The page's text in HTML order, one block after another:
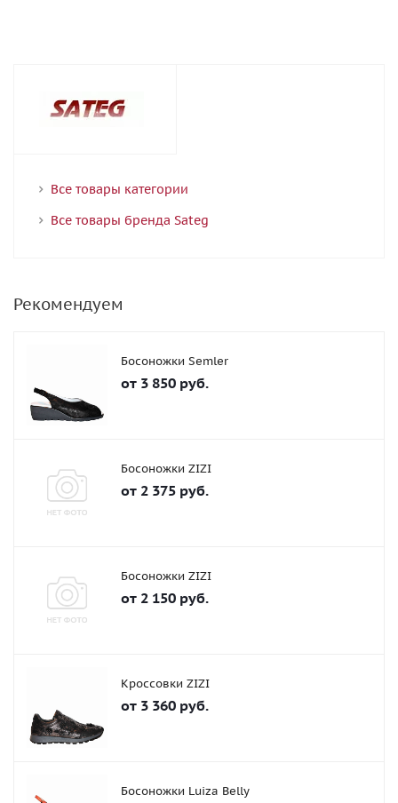
Все товары категории
Все товары бренда Sateg
Рекомендуем
Босоножки Semler
от 3 850 руб.
Босоножки ZIZI
от 2 375 руб.
Босоножки ZIZI
от 2 150 руб.
Кроссовки ZIZI
от 3 360 руб.
Босоножки Luiza Belly